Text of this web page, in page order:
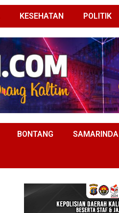
KESEHATAN POLITIK
BONTANG SAMARINDA